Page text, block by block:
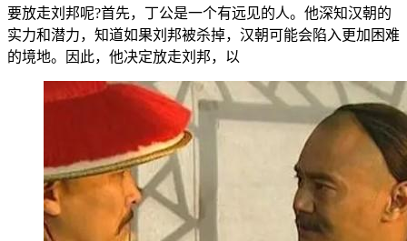
要放走刘邦呢?首先，丁公是一个有远见的人。他深知汉朝的
实力和潜力，知道如果刘邦被杀掉，汉朝可能会陷入更加困难
的境地。因此，他决定放走刘邦，以